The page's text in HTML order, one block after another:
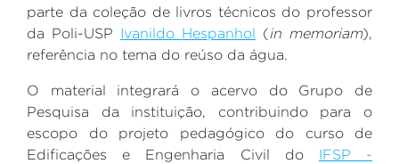
parte da coleção de livros técnicos do professor
da Poli-USP Ivanildo Hespanhol (in memoriam),
referência no tema do reúso da água.
O material integrará o acervo do Grupo de
Pesquisa da instituição, contribuindo para o
escopo do projeto pedagógico do curso de
Edificações e Engenharia Civil do IFSP -